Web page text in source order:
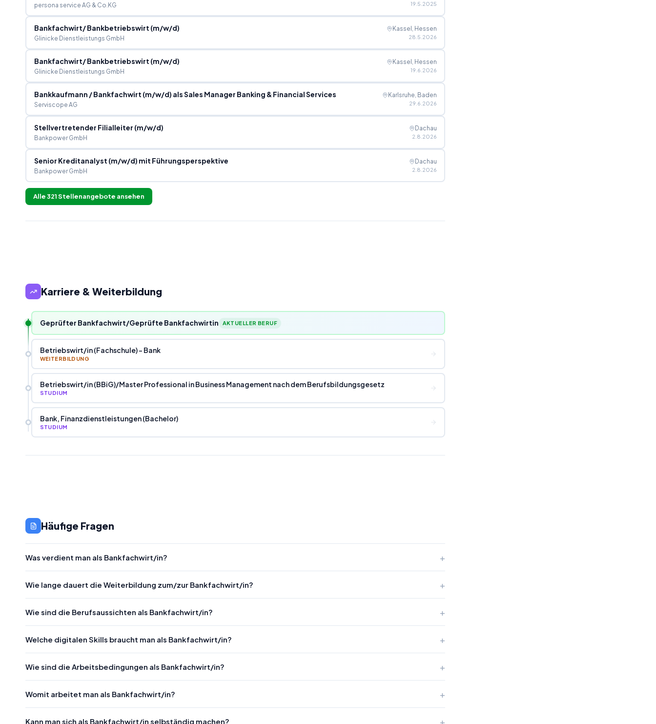
persona service AG & Co.KG 19.5.2025
Bankfachwirt/ Bankbetriebswirt (m/w/d)
Glinicke Dienstleistungs GmbH
Kassel, Hessen
28.5.2026
Bankfachwirt/ Bankbetriebswirt (m/w/d)
Glinicke Dienstleistungs GmbH
Kassel, Hessen
19.6.2026
Bankkaufmann / Bankfachwirt (m/w/d) als Sales Manager Banking & Financial Services
Serviscope AG
Karlsruhe, Baden
29.6.2026
Stellvertretender Filialleiter (m/w/d)
Bankpower GmbH
Dachau
2.8.2026
Senior Kreditanalyst (m/w/d) mit Führungsperspektive
Bankpower GmbH
Dachau
2.8.2026
Alle321Stellenangebote ansehen
Karriere & Weiterbildung
Geprüfter Bankfachwirt/Geprüfte Bankfachwirtin AKTUELLER BERUF
Betriebswirt/in (Fachschule) - Bank
WEITERBILDUNG
Betriebswirt/in (BBiG)/Master Professional in Business Management nach dem Berufsbildungsgesetz
STUDIUM
Bank, Finanzdienstleistungen (Bachelor)
STUDIUM
Häufige Fragen
Was verdient man als Bankfachwirt/in?
Wie lange dauert die Weiterbildung zum/zur Bankfachwirt/in?
Wie sind die Berufsaussichten als Bankfachwirt/in?
Welche digitalen Skills braucht man als Bankfachwirt/in?
Wie sind die Arbeitsbedingungen als Bankfachwirt/in?
Womit arbeitet man als Bankfachwirt/in?
Kann man sich als Bankfachwirt/in selbständig machen?